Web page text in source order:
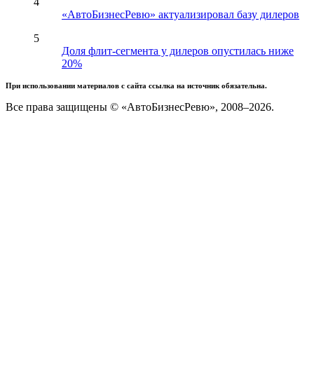
«АвтоБизнесРевю» актуализировал базу дилеров
5
Доля флит-сегмента у дилеров опустилась ниже
20%
При использовании материалов с сайта ссылка на источник обязательна.
Все права защищены © «АвтоБизнесРевю», 2008–2026.